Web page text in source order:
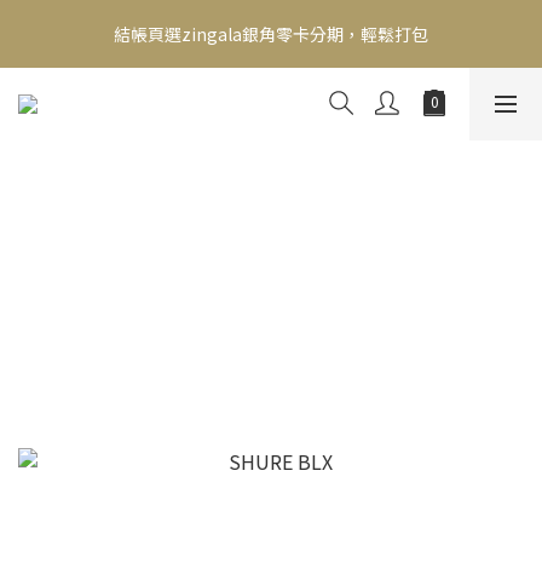
新會員送500！滿額最高回饋2000，刷卡最高12期零利率，馬上了
解👉
結帳頁選zingala銀角零卡分期，輕鬆打包
新會員送500！滿額最高回饋2000，刷卡最高12期零利率，馬上了